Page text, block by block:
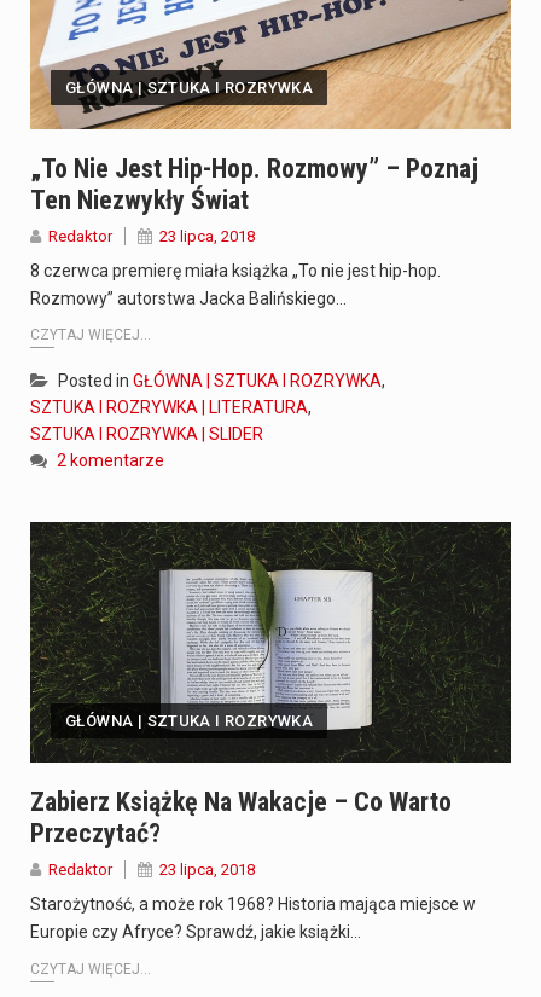
GŁÓWNA | SZTUKA I ROZRYWKA
„To Nie Jest Hip-Hop. Rozmowy” – Poznaj
Ten Niezwykły Świat
Redaktor 23 lipca, 2018
8 czerwca premierę miała książka „To nie jest hip-hop.
Rozmowy” autorstwa Jacka Balińskiego…
CZYTAJ WIĘCEJ...
Posted in GŁÓWNA | SZTUKA I ROZRYWKA,
SZTUKA I ROZRYWKA | LITERATURA,
SZTUKA I ROZRYWKA | SLIDER
2 komentarze
GŁÓWNA | SZTUKA I ROZRYWKA
Zabierz Książkę Na Wakacje – Co Warto
Przeczytać?
Redaktor 23 lipca, 2018
Starożytność, a może rok 1968? Historia mająca miejsce w
Europie czy Afryce? Sprawdź, jakie książki…
CZYTAJ WIĘCEJ...